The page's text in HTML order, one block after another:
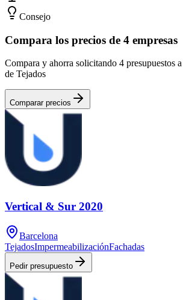
Consejo
Compara los precios de 4 empresas
Compara y ahorra solicitando 4 presupuestos
de Tejados
Comparar precios
Vertical & Sur 2020
Barcelona
TejadosImpermeabilizaciónFachadas
Pedir presupuesto